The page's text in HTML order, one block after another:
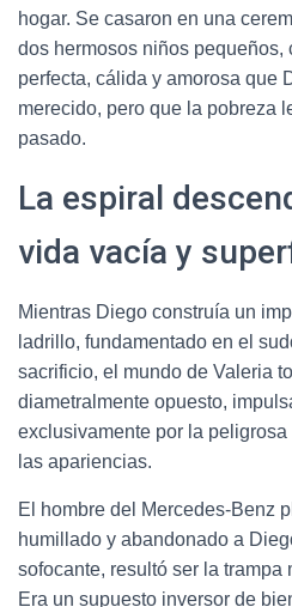
hogar. Se casaron en una
dos hermosos niños pequeños,
perfecta, cálida y amorosa que
merecido, pero que la pobreza
pasado.
La espiral
vida vacía y
Mientras Diego construía un
ladrillo, fundamentado en el
sacrificio, el mundo de Valeria
diametralmente opuesto,
exclusivamente por la
las apariencias.
El hombre del Mercedes-Benz
humillado y abandonado a
sofocante, resultó ser la trampa
Era un supuesto inversor de